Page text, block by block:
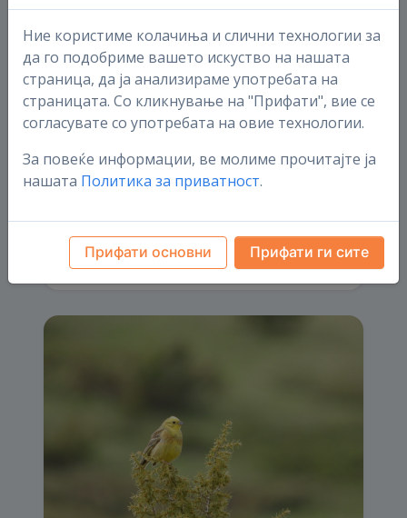
Сакате обука за птици?
Тимот на птици.мк ви нуди можност за обука за
препознавање и истражување на птиц...
Прочитај повеќе
Ние користиме колачиња и слични технологии за
да го подобриме вашето искуство на нашата
страница, да ја анализираме употребата на
страницата. Со кликнување на "Прифати", вие се
согласувате со употребата на овие технологии.
За повеќе информации, ве молиме прочитајте ја
нашата Политика за приватност.
Прифати основни Прифати ги сите